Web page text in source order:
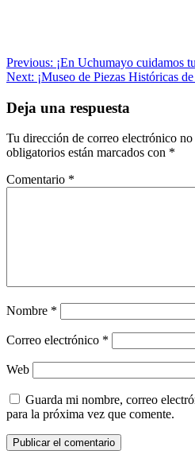
Navegación
de
entradas
Previous: ¡En Uchumayo cuidamos
Next: ¡Museo de Piezas Históricas
Deja una respuesta
Tu dirección de correo electrónico no
obligatorios están marcados con *
Comentario *
Nombre *
Correo electrónico *
Web
Guarda mi nombre, correo
para la próxima vez que comente.